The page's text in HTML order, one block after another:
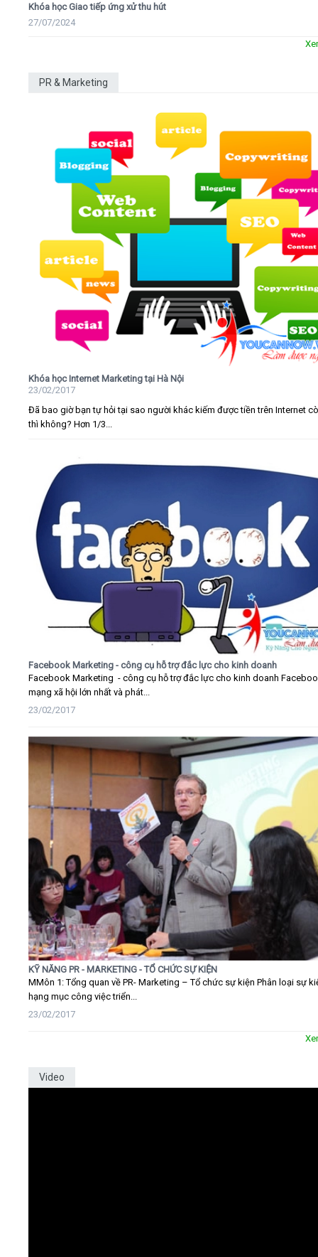
Khóa học Giao tiếp ứng xử thu hút
27/07/2024
PR & Marketing
Khóa học Internet Marketing tại Hà Nội
23/02/2017
Đã bao giờ bạn tự hỏi tại sao người khác kiếm được tiền trên Internet
thì không? Hơn 1/3...
Facebook Marketing - công cụ hỗ trợ đắc lực cho kinh doanh
Facebook Marketing - công cụ hỗ trợ đắc lực cho kinh doanh
mạng xã hội lớn nhất và phát...
23/02/2017
KỸ NĂNG PR - MARKETING - TỔ CHỨC SỰ KIỆN
MMôn 1: Tổng quan về PR- Marketing – Tổ chức sự kiện Phân loại sự
hạng mục công việc triển...
23/02/2017
Video